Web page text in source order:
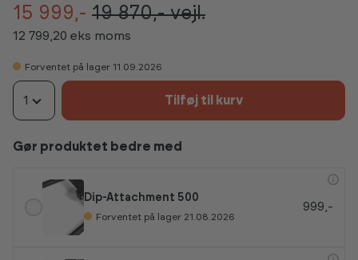
15 999,- 19 870,-vejl.
12 799,20 eks moms
Forventet på lager 11.09.2026
1 Tilføj til kurv
Gør produktet bedre med
Dip-Attachment 500
Forventet på lager 21.08.2026
999,-